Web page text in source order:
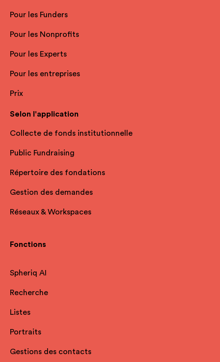
Pour les Funders
Pour les Nonprofits
Pour les Experts
Pour les entreprises
Prix
Selon l'application
Collecte de fonds institutionnelle
Public Fundraising
Répertoire des fondations
Gestion des demandes
Réseaux & Workspaces
Fonctions
Spheriq AI
Recherche
Listes
Portraits
Gestions des contacts